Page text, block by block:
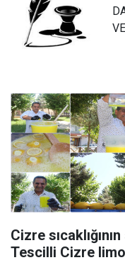
Cizre
Tescilli Cizre